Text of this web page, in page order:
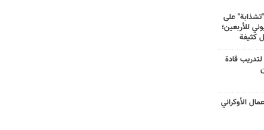
على
للأربعين؛
كثيفة
لتدريب قادة
الأوكراني